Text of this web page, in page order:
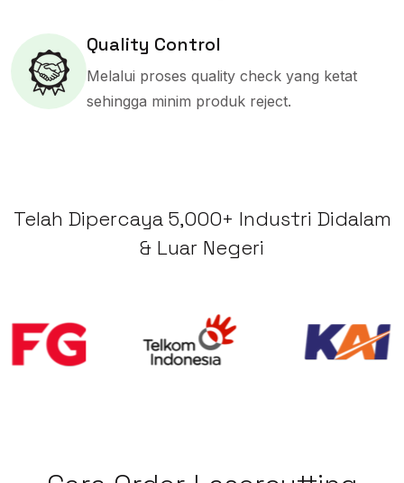
Quality Control
Melalui proses quality check yang ketat
sehingga minim produk reject.
Telah Dipercaya 5,000+ Industri Didalam
& Luar Negeri